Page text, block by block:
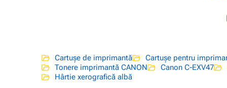
Cartușe de imprimantă
Cartușe pentru
Tonere imprimantă CANON
Canon C-EXV47
Hârtie xerografică albă